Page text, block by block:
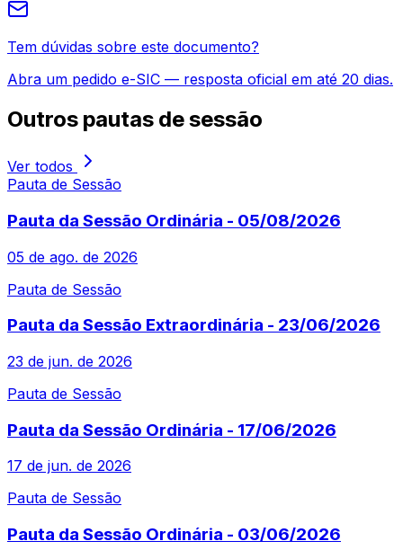
Tem dúvidas sobre este documento?
Abra um pedido e-SIC — resposta oficial em até 20 dias.
Outros pautas de sessão
Ver todos
Pauta de Sessão
Pauta da Sessão Ordinária - 05/08/2026
05 de ago. de 2026
Pauta de Sessão
Pauta da Sessão Extraordinária - 23/06/2026
23 de jun. de 2026
Pauta de Sessão
Pauta da Sessão Ordinária - 17/06/2026
17 de jun. de 2026
Pauta de Sessão
Pauta da Sessão Ordinária - 03/06/2026